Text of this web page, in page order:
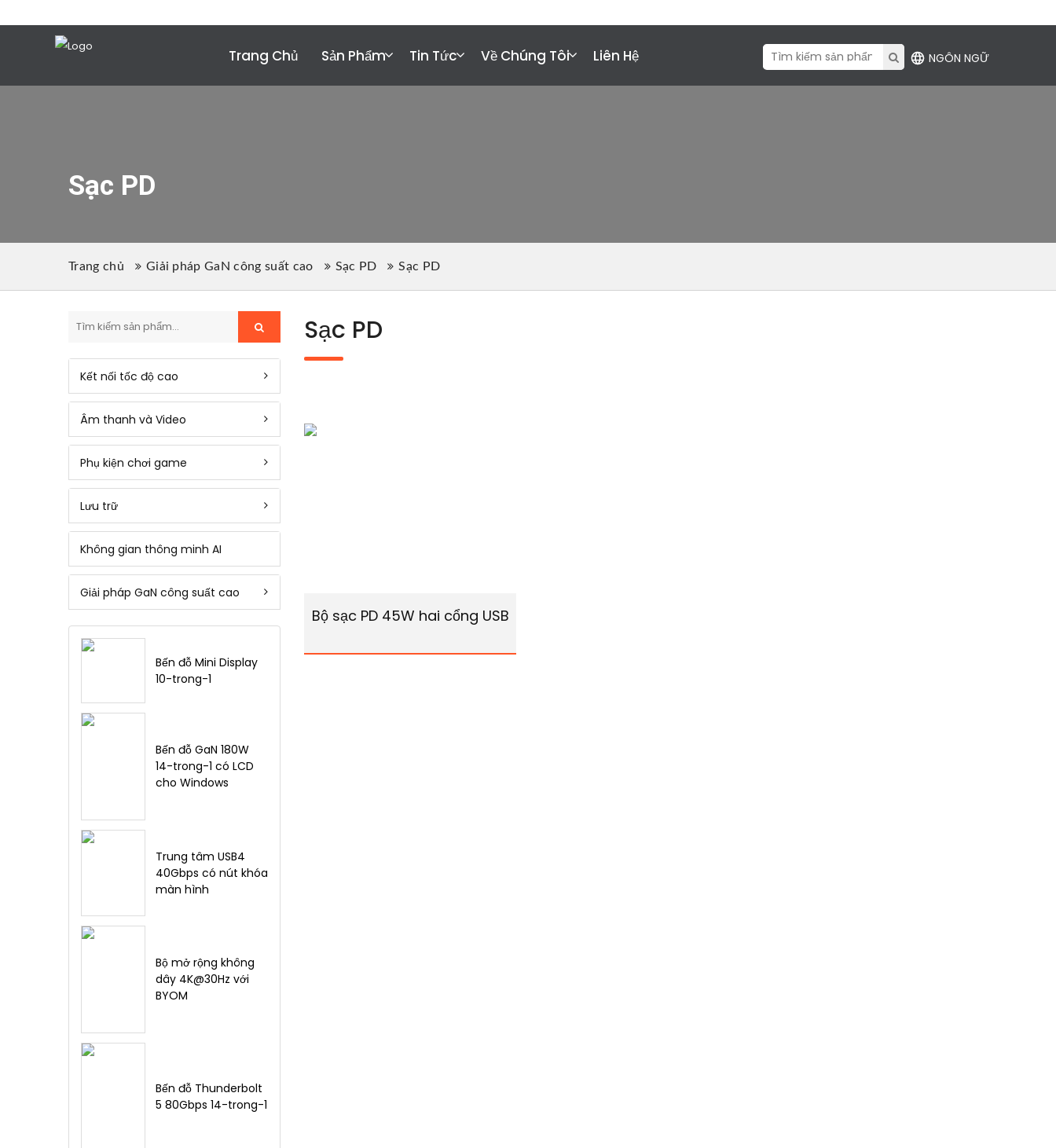
Trang Chủ Sản Phẩm Tin Tức Về Chúng Tôi Liên Hệ NGÔN NGỮ
Sạc PD
Trang chủ Giải pháp GaN công suất cao Sạc PD Sạc PD
Sạc PD
Bộ sạc PD 45W hai cổng USB-C
Kết nối tốc độ cao
Âm thanh và Video
Phụ kiện chơi game
Lưu trữ
Không gian thông minh AI
Giải pháp GaN công suất cao
Bến đỗ Mini Display
10-trong-1
Bến đỗ GaN 180W
14-trong-1 có LCD
cho Windows
Trung tâm USB4
40Gbps có nút khóa
màn hình
Bộ mở rộng không
dây 4K@30Hz với
BYOM
Bến đỗ Thunderbolt
5 80Gbps 14-trong-1